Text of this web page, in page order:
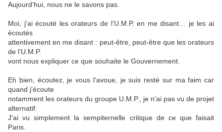
Aujourd'hui, nous ne le savons pas.
Moi, j'ai écouté les orateurs de l’U.M.P. en me disant… je les ai
écoutés
attentivement en me disant : peut-être, peut-être que les orateurs
de l’U.M.P.
vont nous expliquer ce que souhaite le Gouvernement.
Eh bien, écoutez, je vous l'avoue, je suis resté sur ma faim car
quand j'écoute
notamment les orateurs du groupe U.M.P., je n'ai pas vu de projet
alternatif.
J'ai vu simplement la sempiternelle critique de ce que faisait
Paris.